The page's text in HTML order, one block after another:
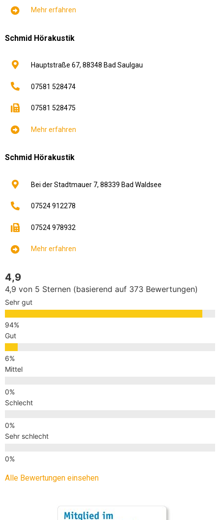
Mehr erfahren
Schmid Hörakustik
Hauptstraße 67, 88348 Bad Saulgau
07581 528474
07581 528475
Mehr erfahren
Schmid Hörakustik
Bei der Stadtmauer 7, 88339 Bad Waldsee
07524 912278
07524 978932
Mehr erfahren
4,9
4,9 von 5 Sternen (basierend auf 373 Bewertungen)
Sehr gut
Gut
Mittel
Schlecht
Sehr schlecht
Alle Bewertungen einsehen